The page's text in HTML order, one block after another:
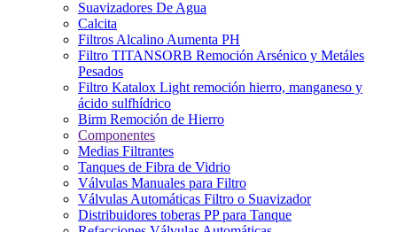
Suavizadores De Agua
Calcita
Filtros Alcalino Aumenta PH
Filtro TITANSORB Remoción Arsénico y Metáles
Pesados
Filtro Katalox Light remoción hierro, manganeso y
ácido sulfhídrico
Birm Remoción de Hierro
Componentes
Medias Filtrantes
Tanques de Fibra de Vidrio
Válvulas Manuales para Filtro
Válvulas Automáticas Filtro o Suavizador
Distribuidores toberas PP para Tanque